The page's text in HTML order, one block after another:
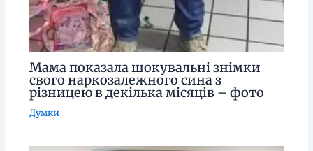
Мама показала шокувальні знімки
свого наркозалежного сина з
різницею в декілька місяців – фото
Думки